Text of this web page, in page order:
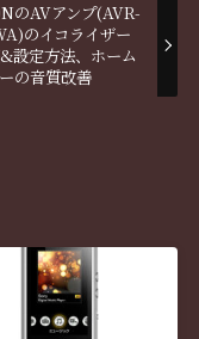
のAVアンプ(AVR-
のイコライザー
設定方法、ホーム
の音質改善